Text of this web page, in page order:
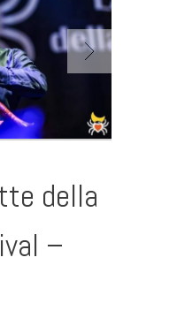
della
–